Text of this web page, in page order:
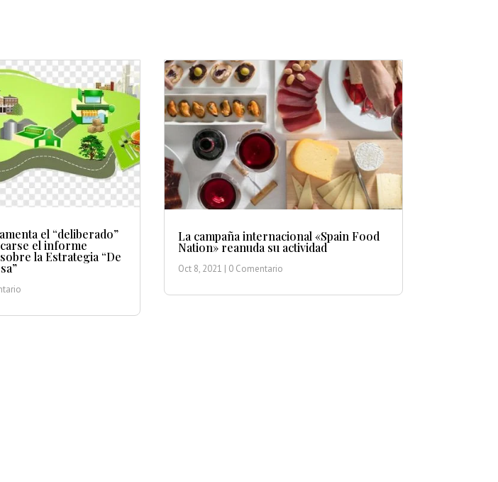
el “deliberado”
el informe
la Estrategia “De
La campaña internacional «Spain Food
Nation» reanuda su actividad
Oct 8, 2021 | 0 Comentario